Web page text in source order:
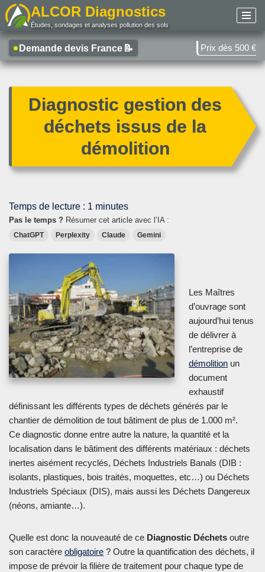
au
contenu
ALCOR Diagnostics
Études, sondages et analyses pollution des sols
Demande devis France 📝 Prix dès 500 €
Diagnostic gestion des
déchets issus de la
démolition
Temps de lecture : 1 minutes
Pas le temps ? Résumer cet article avec l’IA :
ChatGPT Perplexity Claude Gemini
Les Maîtres
d’ouvrage sont
aujourd’hui tenus
de délivrer à
l’entreprise de
démolition un
document
exhaustif
définissant les différents types de déchets générés par le
chantier de démolition de tout bâtiment de plus de 1.000 m².
Ce diagnostic donne entre autre la nature, la quantité et la
localisation dans le bâtiment des différents matériaux : déchets
inertes aisément recyclés, Déchets Industriels Banals (DIB :
isolants, plastiques, bois traités, moquettes, etc…) ou Déchets
Industriels Spéciaux (DIS), mais aussi les Déchets Dangereux
(néons, amiante…).
Quelle est donc la nouveauté de ce Diagnostic Déchets outre
son caractère obligatoire ? Outre la quantification des déchets, il
impose de prévoir la filière de traitement pour chaque type de